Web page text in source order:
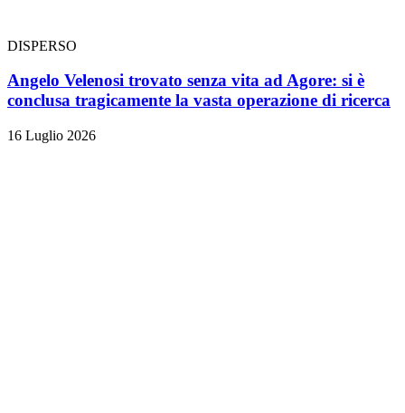
DISPERSO
Angelo Velenosi trovato senza vita ad Agore: si è
conclusa tragicamente la vasta operazione di ricerca
16 Luglio 2026